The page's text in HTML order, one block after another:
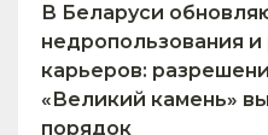
В Беларуси
недропользования и
карьеров:
«Великий камень»
порядок